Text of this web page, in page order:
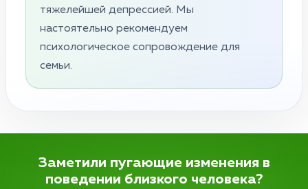
тяжелейшей депрессией. Мы
настоятельно рекомендуем
психологическое сопровождение для
семьи.
Заметили пугающие изменения в
поведении близкого человека?